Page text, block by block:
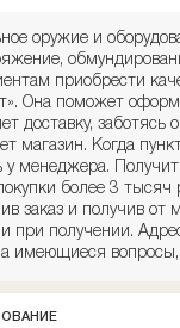
оружие и
приобрести
Она поможет
доставку, заботясь
магазин. Когда
менеджера.
более 3
заказ и получив
при получении.
имеющиеся